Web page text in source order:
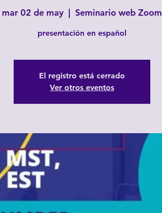
mar 02 de may
  |
Seminario web Zoom
presentación en español
El registro está cerrado
Ver otros eventos